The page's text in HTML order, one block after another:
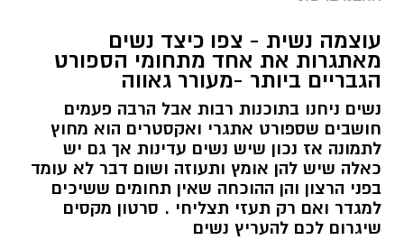
עוצמה נשית - צפו כיצד נשים
מאתגרות את אחד מתחומי הספורט
הגבריים ביותר -מעורר גאווה
נשים ניחנו בתוכנות רבות אבל הרבה פעמים
חושבים שספורט אתגרי ואקסטרים הוא מחוץ
לתמונה אז נכון שיש נשים עדינות אך גם יש
כאלה שיש להן אומץ ותעוזה ושום דבר לא עומד
בפני הרצון והן ההוכחה שאין תחומים ששיכים
למגדר ואם רק תעזי תצליחי . סרטון מקסים
שיגרום לכם להעריץ נשים